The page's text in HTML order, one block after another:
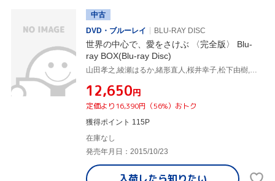
中古
DVD・ブルーレイ
BLU-RAY DISC
世界の中心で、愛をさけぶ 〈完全版〉 Blu-
ray BOX(Blu-ray Disc)
¥12,650円
定価より16,390円（56%）おトク
獲得ポイント 115P
在庫なし
発売年月日：2015/10/23